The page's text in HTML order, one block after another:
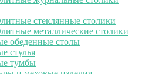
стеклянные столики
металлические столики
обеденные столы
стулья
тумбы